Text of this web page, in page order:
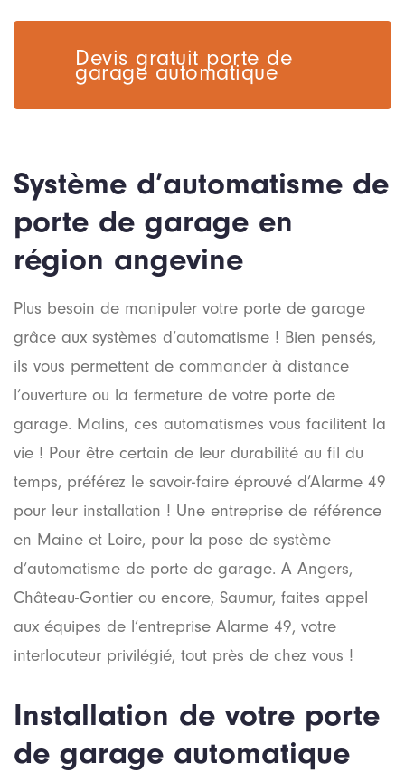
Devis gratuit porte de
garage automatique
Système d’automatisme de
porte de garage en
région angevine
Plus besoin de manipuler votre porte de garage
grâce aux systèmes d’automatisme ! Bien pensés,
ils vous permettent de commander à distance
l’ouverture ou la fermeture de votre porte de
garage. Malins, ces automatismes vous facilitent la
vie ! Pour être certain de leur durabilité au fil du
temps, préférez le savoir-faire éprouvé d’Alarme 49
pour leur installation ! Une entreprise de référence
en Maine et Loire, pour la pose de système
d’automatisme de porte de garage. A Angers,
Château-Gontier ou encore, Saumur, faites appel
aux équipes de l’entreprise Alarme 49, votre
interlocuteur privilégié, tout près de chez vous !
Installation de votre porte
de garage automatique